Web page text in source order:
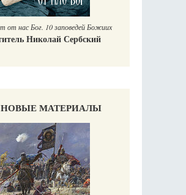
НОВЫЕ МАТЕРИАЛЫ